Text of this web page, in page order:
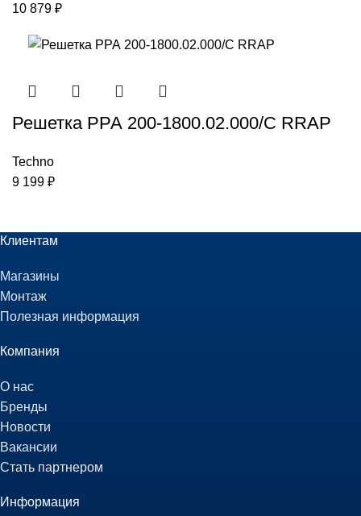
10 879 ₽
Решетка РРА 200-1800.02.000/С RRAP
Techno
9 199 ₽
Клиентам
Магазины
Монтаж
Полезная информация
Компания
О нас
Бренды
Новости
Вакансии
Стать партнером
Информация